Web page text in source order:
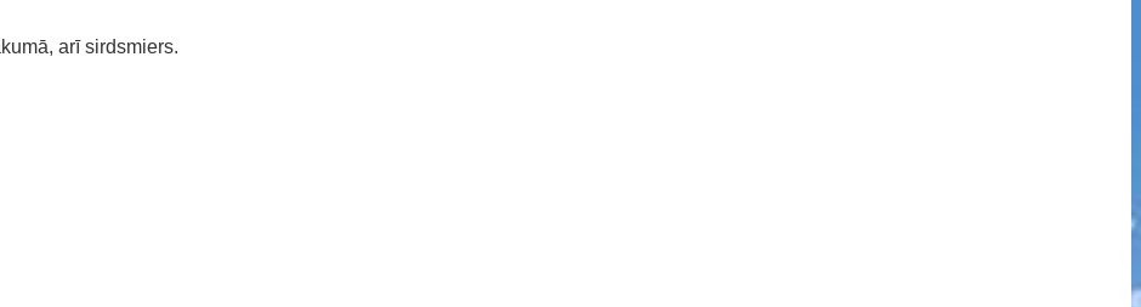
arī sirdsmiers.